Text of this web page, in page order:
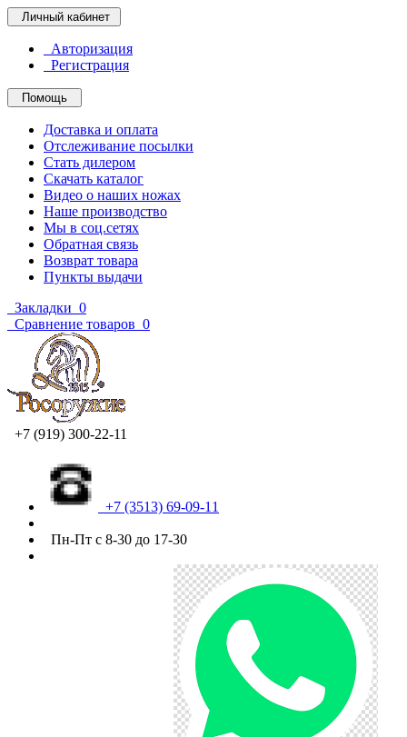
Личный кабинет
Авторизация
Регистрация
Помощь
Доставка и оплата
Отслеживание посылки
Стать дилером
Скачать каталог
Видео о наших ножах
Наше производство
Мы в соц.сетях
Обратная связь
Возврат товара
Пункты выдачи
Закладки 0
Сравнение товаров 0
+7 (919) 300-22-11
+7 (3513) 69-09-11
Пн-Пт с 8-30 до 17-30